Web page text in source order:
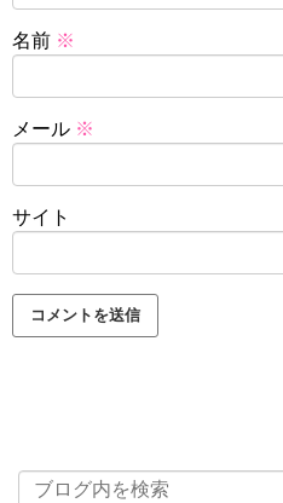
名前 ※
メール ※
サイト